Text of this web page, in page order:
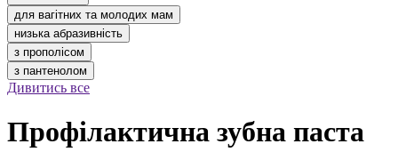
для вагітних та молодих мам
низька абразивність
з прополісом
з пантенолом
Дивитись все
Профілактична зубна паста